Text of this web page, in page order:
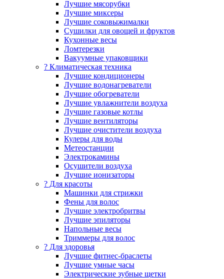
Лучшие мясорубки
Лучшие миксеры
Лучшие соковыжималки
Сушилки для овощей и фруктов
Кухонные весы
Ломтерезки
Вакуумные упаковщики
?️ Климатическая техника
Лучшие кондиционеры
Лучшие водонагреватели
Лучшие обогреватели
Лучшие увлажнители воздуха
Лучшие газовые котлы
Лучшие вентиляторы
Лучшие очистители воздуха
Кулеры для воды
Метеостанции
Электрокамины
Осушители воздуха
Лучшие ионизаторы
? Для красоты
Машинки для стрижки
Фены для волос
Лучшие электробритвы
Лучшие эпиляторы
Напольные весы
Триммеры для волос
? Для здоровья
Лучшие фитнес-браслеты
Лучшие умные часы
Электрические зубные щетки